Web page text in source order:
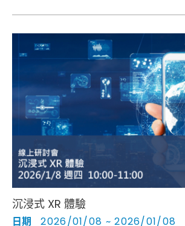
沉浸式 XR 體驗
日期 2026/01/08 ~ 2026/01/08